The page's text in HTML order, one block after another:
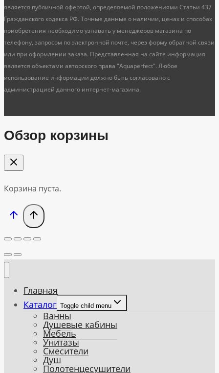
является публичной офертой, определяемой положениями Статьи 437
Гражданского кодекса РФ. Точные данные о наличии, ценах и способах
приобретения необходимо узнавать у менеджеров магазина по
телефону, запросом по электронной почте, через форму обратной связи
или при оформлении заказа. Представленная на сайте информация
является объектами авторского права "Aquaperfect". Любое
использование информации должно быть согласовано с
администрацией данного интернет-магазина.
Обзор корзины
Корзина пуста.
Главная
Каталог Toggle child menu
Ванны
Душевые кабины
Мебель
Унитазы
Смесители
Душ
Полотенцесушители